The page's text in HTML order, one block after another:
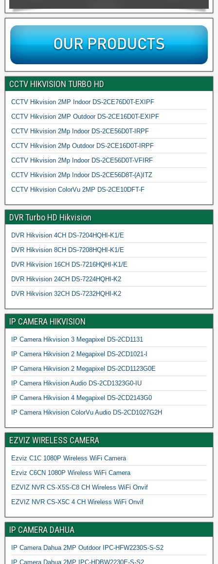
CCTV HIKVISION TURBO HD
CCTV Hikvision 2MP Indoor DS-2CE76D0T-EXIPF
CCTV Hikvision 2MP Outdoor DS-2CE16D0T-EXIPF
CCTV Hikvision 2Mp Indoor DS-2CE56D0T-IRPF
CCTV Hikvision 2Mp Outdoor DS-2CE16D0T-IRPF
CCTV Hikvision 2Mp Indoor DS-2CE56D0T-VFIRF
CCTV Hikvision 2Mp Indoor DS-2CE56D8T-(A)ITZ
CCTV Hikvision ColorVu 2MP DS-2CE10DFT-F
DVR Turbo HD Hikvision
DVR Hikvision 4CH DS-7204HQHI-K1/E
DVR Hikvision 8CH DS-7208HQHI-K1/E
DVR Hikvision 16CH DS-7216HQHI-K1/E
DVR Hikvision 24CH DS-7224HQHI-K2
DVR Hikvision 32CH DS-7232HQHI-K2
IP CAMERA HIKVISION
IP Camera Hikvision 3 Megapixel DS-2CD1131
IP Camera Hikvision 2 Megapixel DS-2CD1021-I
IP Camera Hikvision 2 Megapixel DS-2CD1123G0E
IP Camera Hikvision Audio DS-2CD1323G0-IU
IP Camera Hikvision 4 Megapixel DS-2CD2143G0
IP Camera Hikvision ColorVu Audio DS-2CD1027G2H
EZVIZ WIRELESS CAMERA
Ezviz C1C 1080P Wireless WiFi Camera
Ezviz C6CN 1080P Wireless WiFi Camera
EZVIZ NVR CS-X5S-C8 CH Wireless WiFi Onvif
EZVIZ NVR CS-X5C 4 CH Wireless WiFi Onvif
IP CAMERA DAHUA
IP Camera Dahua 2MP Outdoor IPC-HFW2230S-S-S2
IP Camera Dahua 2MP IPC-HDBW2230E-S-S2